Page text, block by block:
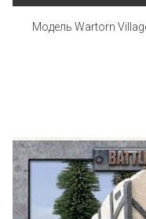
Модель Wartorn